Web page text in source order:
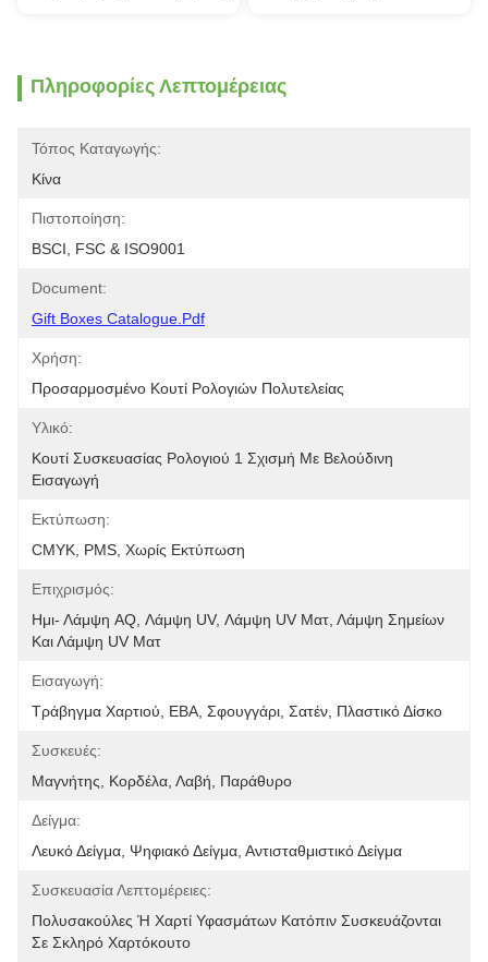
Πληροφορίες Λεπτομέρειας
Τόπος Καταγωγής:
Κίνα
Πιστοποίηση:
BSCI, FSC & ISO9001
Document:
Gift Boxes Catalogue.pdf
Χρήση:
Προσαρμοσμένο Κουτί Ρολογιών Πολυτελείας
Υλικό:
Κουτί Συσκευασίας Ρολογιού 1 Σχισμή Με Βελούδινη
Εισαγωγή
Εκτύπωση:
CMYK, PMS, Χωρίς Εκτύπωση
Επιχρισμός:
Ημι- Λάμψη AQ, Λάμψη UV, Λάμψη UV Ματ, Λάμψη Σημείων
Και Λάμψη UV Ματ
Εισαγωγή:
Τράβηγμα Χαρτιού, ΕΒΑ, Σφουγγάρι, Σατέν, Πλαστικό Δίσκο
Συσκευές:
Μαγνήτης, Κορδέλα, Λαβή, Παράθυρο
Δείγμα:
Λευκό Δείγμα, Ψηφιακό Δείγμα, Αντισταθμιστικό Δείγμα
Συσκευασία Λεπτομέρειες:
Πολυσακούλες Ή Χαρτί Υφασμάτων Κατόπιν Συσκευάζονται
Σε Σκληρό Χαρτόκουτο